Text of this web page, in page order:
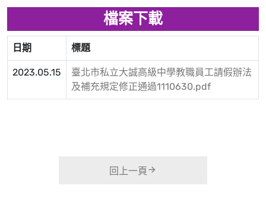
檔案下載
日期 標題
2023.05.15
臺北市私立大誠高級中學教職員工請假辦法
及補充規定修正通過1110630.pdf
回上一頁